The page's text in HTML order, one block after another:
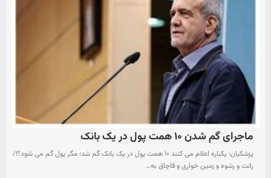
ماجرای گم شدن ۱۰ همت پول در یک بانک
پزشکیان: یکباره اعلام می کنند ۱۰ همت پول در یک بانک گم شد؛ مگر پول گم می شود؟!/
رانت و رشوه و زمین خواری و قاچاق به…